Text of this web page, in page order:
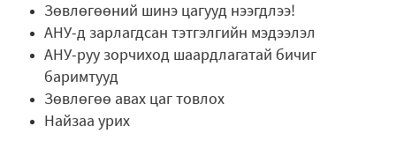
Зөвлөгөөний шинэ цагууд нээгдлээ!
АНУ-д зарлагдсан тэтгэлгийн мэдээлэл
АНУ-руу зорчиход шаардлагатай бичиг
баримтууд
Зөвлөгөө авах цаг товлох
Найзаа урих